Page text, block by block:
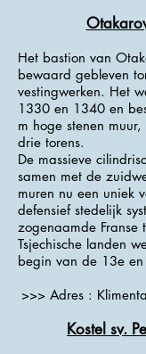
Het bastion van
bewaard gebleven
vestingwerken. Het
1330 en 1340 en
m hoge stenen
drie torens.
De massieve
samen met de
muren nu een uniek
defensief stedelijk
zogenaamde
Tsjechische landen
begin van de 13e en
>>> Adres :
Kostel sv.